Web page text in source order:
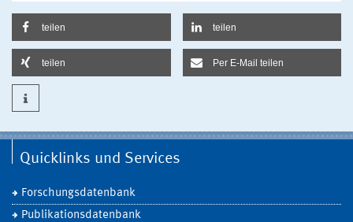
teilen teilen
teilen Per E-Mail teilen
Quicklinks und Services
Forschungsdatenbank
Publikationsdatenbank